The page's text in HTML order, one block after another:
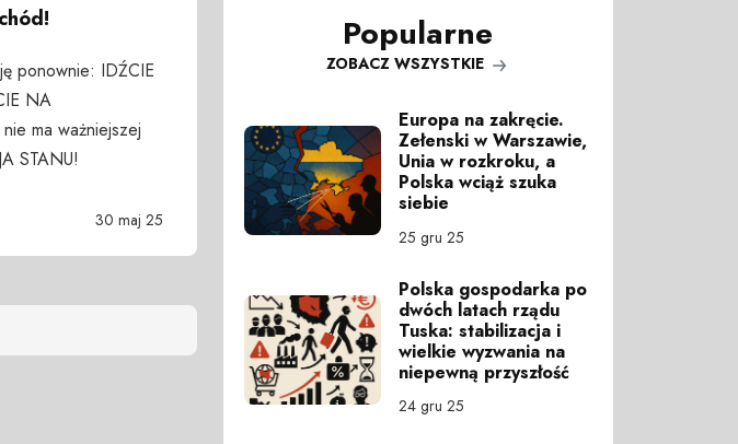
ponownie: IDŹCIE
NA
ma ważniejszej
STANU!
30 maj 25
Popularne
ZOBACZ WSZYSTKIE
Europa na zakręcie.
Zełenski w Warszawie,
Unia w rozkroku, a
Polska wciąż szuka
siebie
25 gru 25
Polska gospodarka po
dwóch latach rządu
Tuska: stabilizacja i
wielkie wyzwania na
niepewną przyszłość
24 gru 25